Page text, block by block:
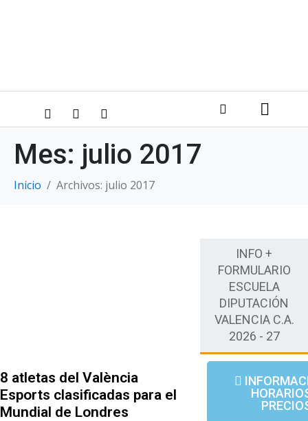
Mes: julio 2017
Inicio Archivos: julio 2017
8 atletas del València
Esports clasificadas para el
Mundial de Londres
INFO +
FORMULARIO
ESCUELA
DIPUTACIÓN
VALENCIA C.A.
2026 - 27